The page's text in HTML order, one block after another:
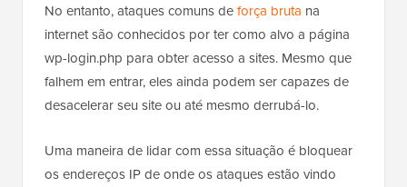
No entanto, ataques comuns deforça bruta na
internet são conhecidos por ter como alvo a página
wp-login.php para obter acesso a sites. Mesmo que
falhem em entrar, eles ainda podem ser capazes de
desacelerar seu site ou até mesmo derrubá-lo.
Uma maneira de lidar com essa situação é bloquear
os endereços IP de onde os ataques estão vindo